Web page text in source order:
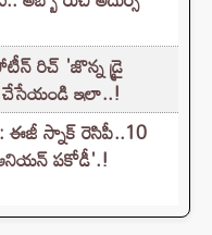
రిచ్ 'జొన్న డ్రై
చేసేయండి ఇలా..!
ఈజీ స్నాక్ రెసిపీ..10
పకోడీ'.!